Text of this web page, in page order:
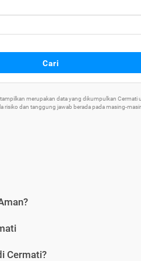
Cari
merupakan data yang dikumpulkan
risiko dan tanggung jawab berada pada masing-
Cermati?